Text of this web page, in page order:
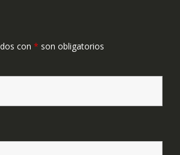
con * son obligatorios